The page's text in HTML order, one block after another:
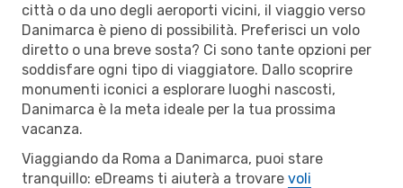
città o da uno degli aeroporti vicini, il viaggio verso
Danimarca è pieno di possibilità. Preferisci un volo
diretto o una breve sosta? Ci sono tante opzioni per
soddisfare ogni tipo di viaggiatore. Dallo scoprire
monumenti iconici a esplorare luoghi nascosti,
Danimarca è la meta ideale per la tua prossima
vacanza.
Viaggiando da Roma a Danimarca, puoi stare
tranquillo: eDreams ti aiuterà a trovare voli